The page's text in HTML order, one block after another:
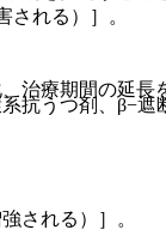
れる）］。
抗うつ剤、β−遮
される）］。
療期間の延長